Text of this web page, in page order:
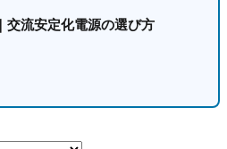
交流安定化電源の選び方